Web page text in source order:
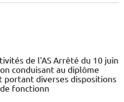
de l'AS Arrêté du 10 juin
conduisant au diplôme
portant diverses dispositions
fonctionn